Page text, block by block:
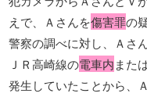
えで、Ａさんを傷害罪の
警察の調べに対し、Ａさ
ＪＲ高崎線の電車内また
発生していたことから、